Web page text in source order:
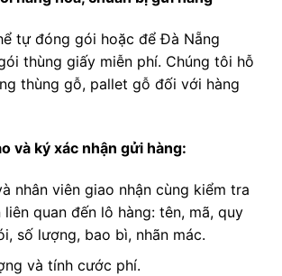
tự đóng gói hoặc để Đà Nẵng
thùng giấy miễn phí. Chúng tôi hỗ
thùng gỗ, pallet gỗ đối với hàng
và ký xác nhận gửi hàng:
nhân viên giao nhận cùng kiểm tra
quan đến lô hàng: tên, mã, quy
số lượng, bao bì, nhãn mác.
và tính cước phí.